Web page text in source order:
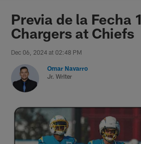
Chargers Official
Previa de la Fecha
Chargers at Chiefs
Dec 06, 2024 at 02:48 PM
Omar Navarro
Jr. Writer